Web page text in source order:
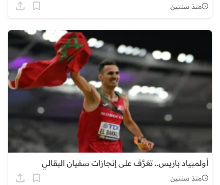
منذ سنتين
أولمبياد باريس.. تعَرَّف على إنجازات سفيان البقالي
منذ سنتين